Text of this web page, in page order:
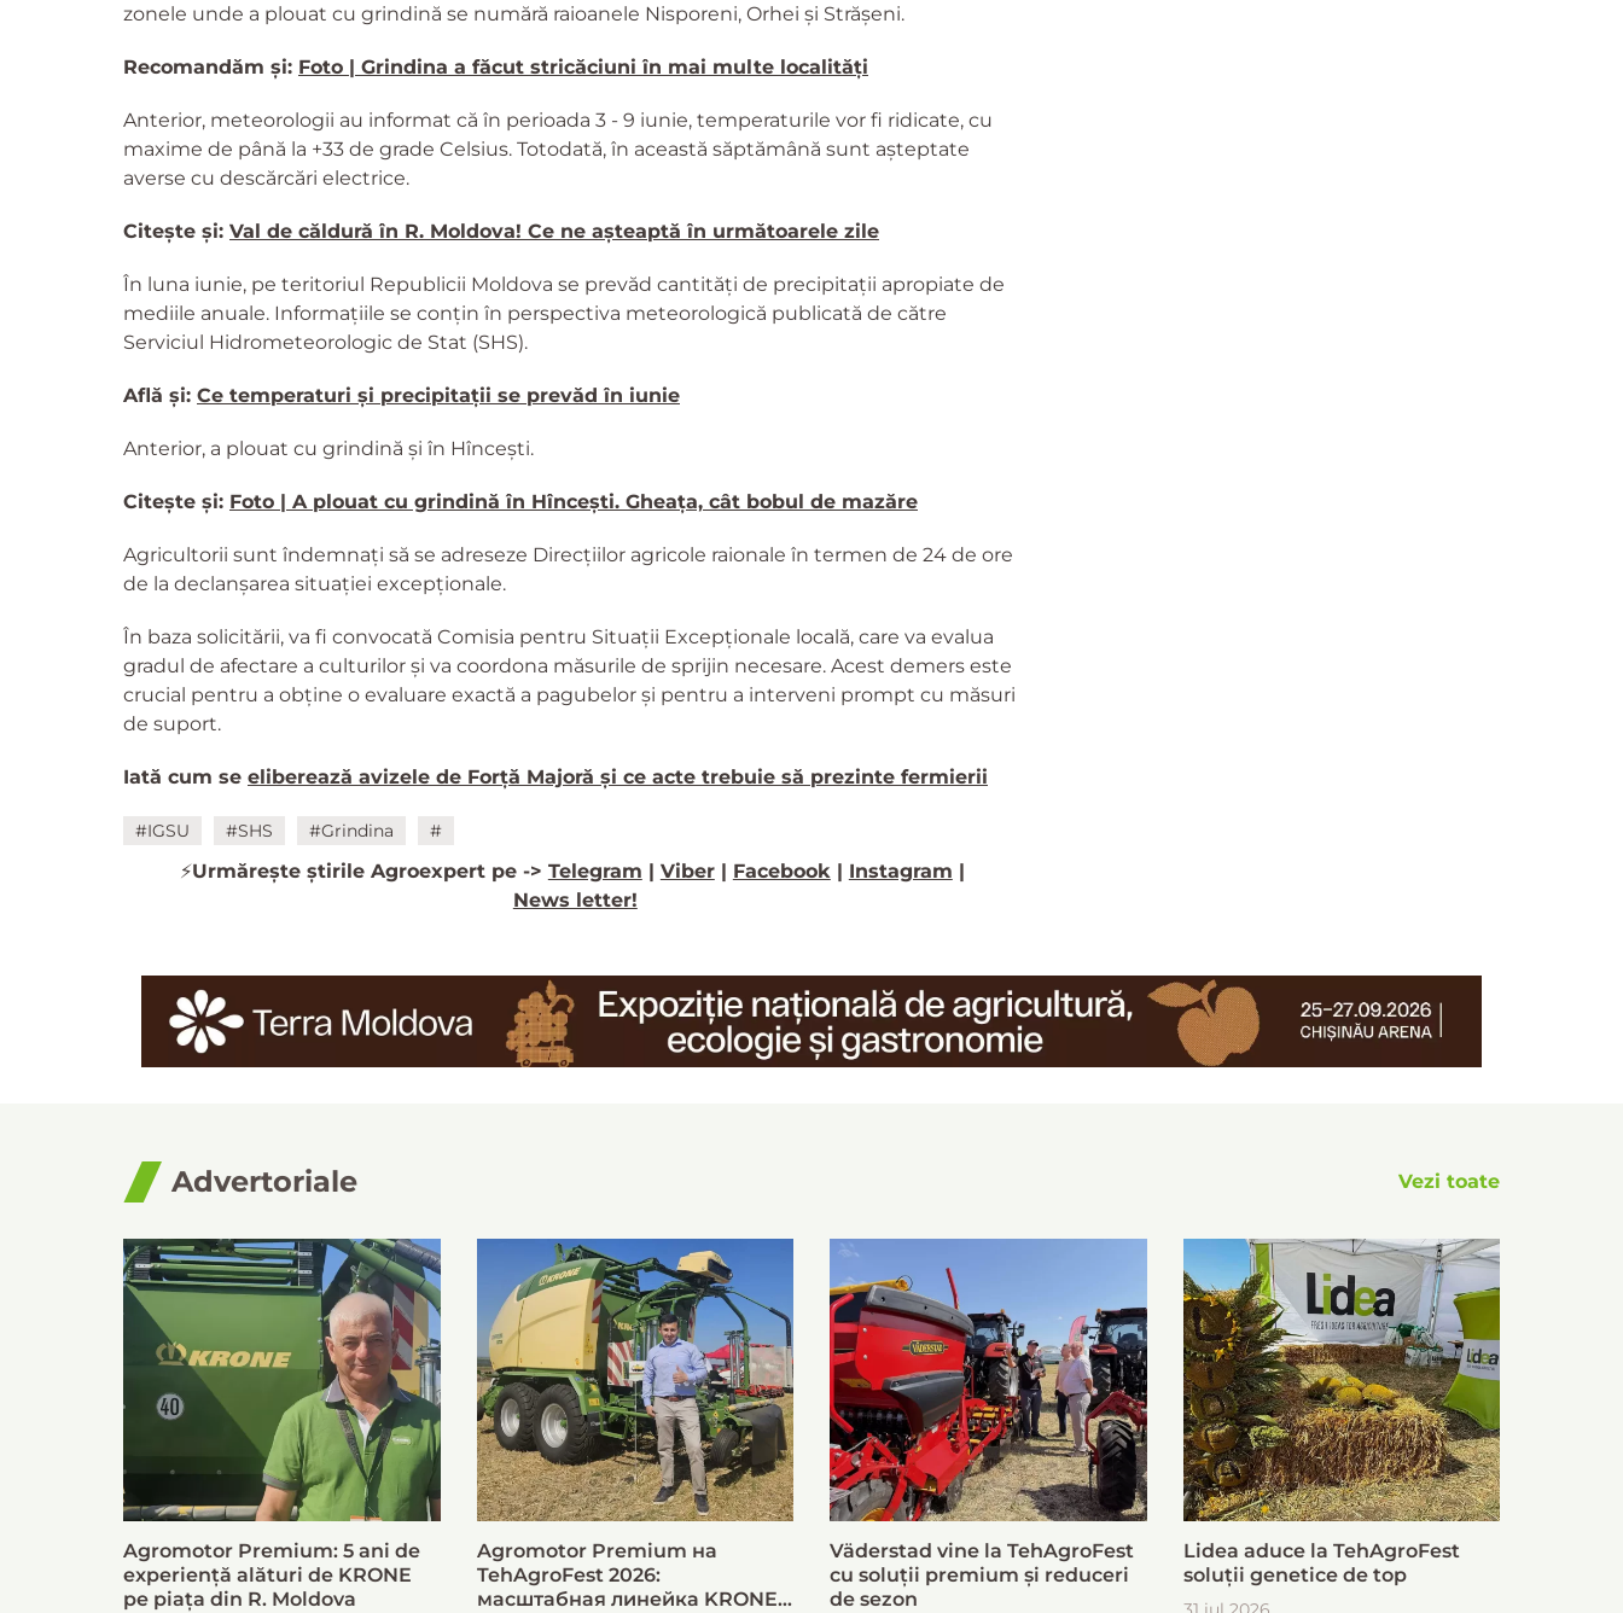
zonele unde a plouat cu grindină se numără raioanele Nisporeni, Orhei și Strășeni.
Recomandăm și: Foto | Grindina a făcut stricăciuni în mai multe localități
Anterior, meteorologii au informat că în perioada 3 - 9 iunie, temperaturile vor fi ridicate, cu
maxime de până la +33 de grade Celsius. Totodată, în această săptămână sunt așteptate
averse cu descărcări electrice.
Citește și: Val de căldură în R. Moldova! Ce ne așteaptă în următoarele zile
În luna iunie, pe teritoriul Republicii Moldova se prevăd cantități de precipitații apropiate de
mediile anuale. Informațiile se conțin în perspectiva meteorologică publicată de către
Serviciul Hidrometeorologic de Stat (SHS).
Află și: Ce temperaturi și precipitații se prevăd în iunie
Anterior, a plouat cu grindină și în Hîncești.
Citește și: Foto | A plouat cu grindină în Hîncești. Gheața, cât bobul de mazăre
Agricultorii sunt îndemnați să se adreseze Direcțiilor agricole raionale în termen de 24 de ore
de la declanșarea situației excepționale.
În baza solicitării, va fi convocată Comisia pentru Situații Excepționale locală, care va evalua
gradul de afectare a culturilor și va coordona măsurile de sprijin necesare. Acest demers este
crucial pentru a obține o evaluare exactă a pagubelor și pentru a interveni prompt cu măsuri
de suport.
Iată cum se eliberează avizele de Forță Majoră și ce acte trebuie să prezinte fermierii
#IGSU #SHS #Grindina #
⚡️Urmărește știrile Agroexpert pe -> Telegram | Viber| Facebook| Instagram |
News letter!
Advertoriale Vezi toate
Agromotor Premium: 5 ani de
experiență alături de KRONE
pe piața din R. Moldova
Agromotor Premium на
TehAgroFest 2026:
масштабная линейка KRONE
Väderstad vine la TehAgroFest
cu soluții premium și reduceri
de sezon
Lidea aduce la TehAgroFest
soluții genetice de top